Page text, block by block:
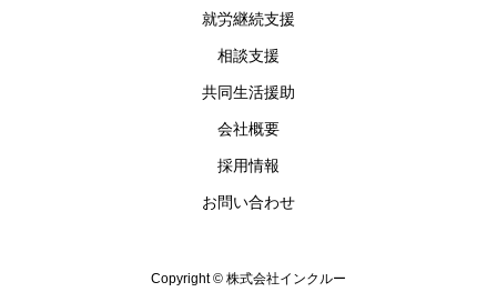
就労継続支援
相談支援
共同生活援助
会社概要
採用情報
お問い合わせ
Copyright © 株式会社インクルー